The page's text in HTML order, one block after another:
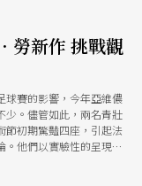
）的核心精神。 法國導
Dcle）與以「真實劇
場與舞台之間將真實審判
．勞（Milo Rau）攜手，
司法記者、社會學家、
段，構成這部長達4小時
6月維也納戲劇節首演，
3月初在巴黎協和廣場劇
）以「民主的被遺忘
僅一次演出，免費入場，
勞新作 挑戰觀
球賽的影響，今年亞維儂
少。儘管如此，兩名青壯
節初期驚豔四座，引起法
。他們以實驗性的呈現手